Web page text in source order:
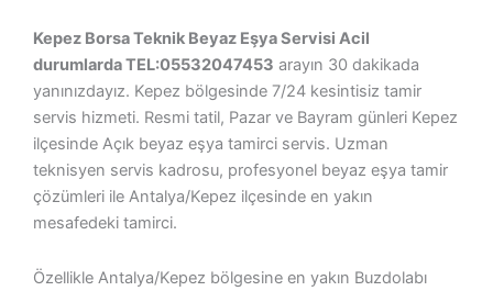
Kepez Borsa Teknik Beyaz Eşya Servisi Acil
durumlarda TEL:05532047453 arayın 30 dakikada
yanınızdayız. Kepez bölgesinde 7/24 kesintisiz tamir
servis hizmeti. Resmi tatil, Pazar ve Bayram günleri Kepez
ilçesinde Açık beyaz eşya tamirci servis. Uzman
teknisyen servis kadrosu, profesyonel beyaz eşya tamir
çözümleri ile Antalya/Kepez ilçesinde en yakın
mesafedeki tamirci.
Özellikle Antalya/Kepez bölgesine en yakın Buzdolabı